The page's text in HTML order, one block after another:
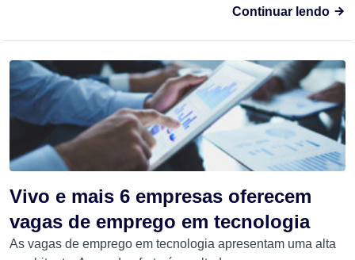
Continuar lendo
Vivo e mais 6 empresas oferecem
vagas de emprego em tecnologia
As vagas de emprego em tecnologia apresentam uma alta